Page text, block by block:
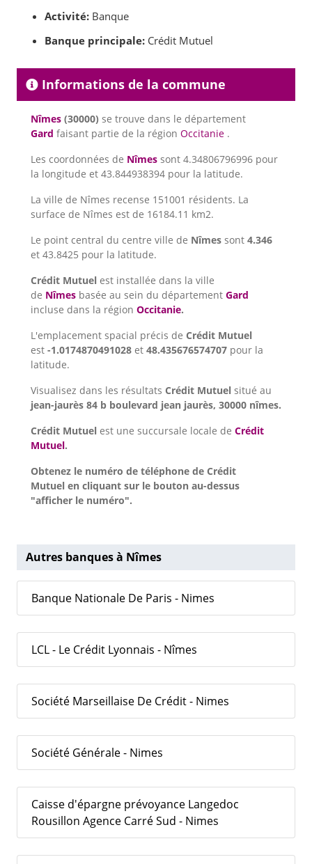
Activité: Banque
Banque principale: Crédit Mutuel
Informations de la commune
Nîmes (30000) se trouve dans le département
Gard faisant partie de la région Occitanie .
Les coordonnées de Nîmes sont 4.34806796996 pour
la longitude et 43.844938394 pour la latitude.
La ville de Nîmes recense 151001 résidents. La
surface de Nîmes est de 16184.11 km2.
Le point central du centre ville de Nîmes sont 4.346
et 43.8425 pour la latitude.
Crédit Mutuel est installée dans la ville
de Nîmes basée au sein du département Gard
incluse dans la région Occitanie.
L'emplacement spacial précis de Crédit Mutuel
est -1.0174870491028 et 48.435676574707 pour la
latitude.
Visualisez dans les résultats Crédit Mutuel situé au
jean-jaurès 84 b boulevard jean jaurès, 30000 nîmes.
Crédit Mutuel est une succursale locale de Crédit
Mutuel.
Obtenez le numéro de téléphone de Crédit
Mutuel en cliquant sur le bouton au-dessus
"afficher le numéro".
Autres banques à Nîmes
Banque Nationale De Paris - Nimes
LCL - Le Crédit Lyonnais - Nîmes
Société Marseillaise De Crédit - Nimes
Société Générale - Nimes
Caisse d'épargne prévoyance Langedoc
Rousillon Agence Carré Sud - Nimes